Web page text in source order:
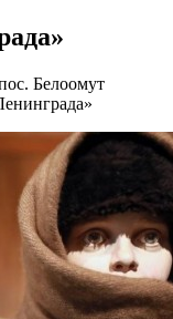
Белоомут